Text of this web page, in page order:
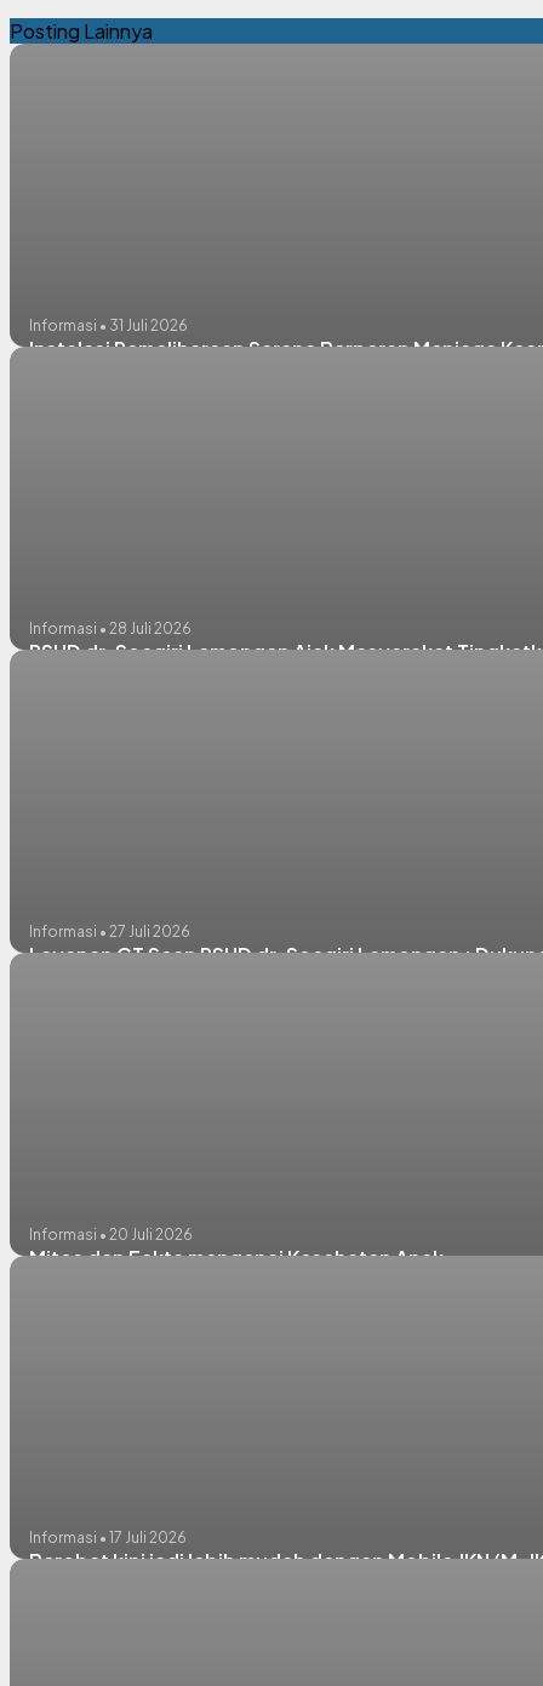
Posting Lainnya
Informasi • 31 Juli 2026
Instalasi Pemeliharaan Sarana Berperan Menjaga
Informasi • 28 Juli 2026
RSUD dr. Soegiri Lamongan Ajak Masyarakat
Informasi • 27 Juli 2026
Layanan CT Scan RSUD dr. Soegiri Lamongan :
Informasi • 20 Juli 2026
Mitos dan Fakta mengenai Kesehatan Anak
Informasi • 17 Juli 2026
Berobat kini jadi lebih mudah dengan Mobile JKN (M-